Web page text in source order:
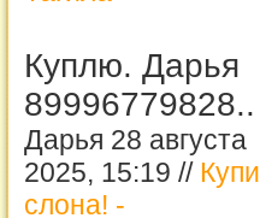
Куплю. Дарья
89996779828..
Дарья 28 августа
2025, 15:19 // Купи
слона! -